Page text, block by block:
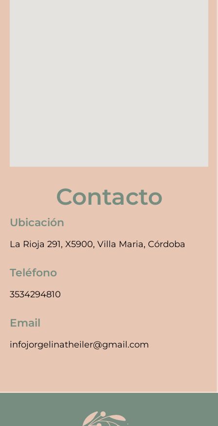
Contacto
Ubicación
La Rioja 291, X5900, Villa Maria, Córdoba
Teléfono
3534294810
Email
infojorgelinatheiler@gmail.com